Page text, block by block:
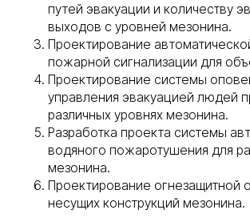
путей эвакуации и количеству
выходов с уровней мезонина.
Проектирование
пожарной сигнализации для
Проектирование системы
управления эвакуацией людей
различных уровнях мезонина.
Разработка проекта системы
водяного пожаротушения для
мезонина.
Проектирование огнезащитной
несущих конструкций мезонина.